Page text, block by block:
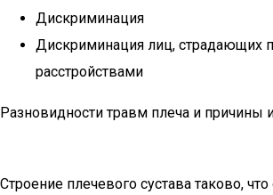
Дискриминация
Дискриминация лиц, страдающих
расстройствами
Разновидности травм плеча и причины
Строение плечевого сустава таково,